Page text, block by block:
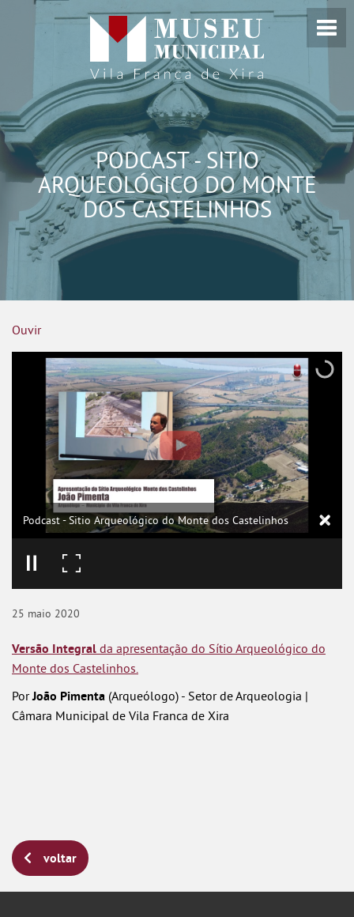
PODCAST - SITIO
ARQUEOLÓGICO DO MONTE
DOS CASTELINHOS
Ouvir
Podcast - Sitio Arqueológico do Monte dos Castelinhos
25 maio 2020
Versão Integral da apresentação do Sítio Arqueológico do
Monte dos Castelinhos.
PorJoão Pimenta (Arqueólogo) - Setor de Arqueologia |
Câmara Municipal de Vila Franca de Xira
voltar